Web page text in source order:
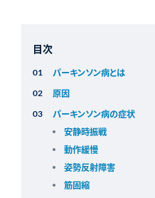
目次
パーキンソン病とは
原因
パーキンソン病の症状
安静時振戦
動作緩慢
姿勢反射障害
筋固縮